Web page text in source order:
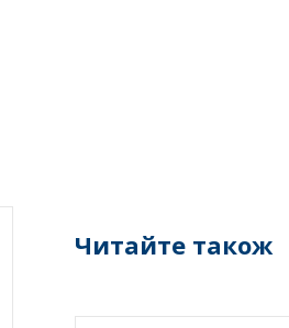
Читайте також